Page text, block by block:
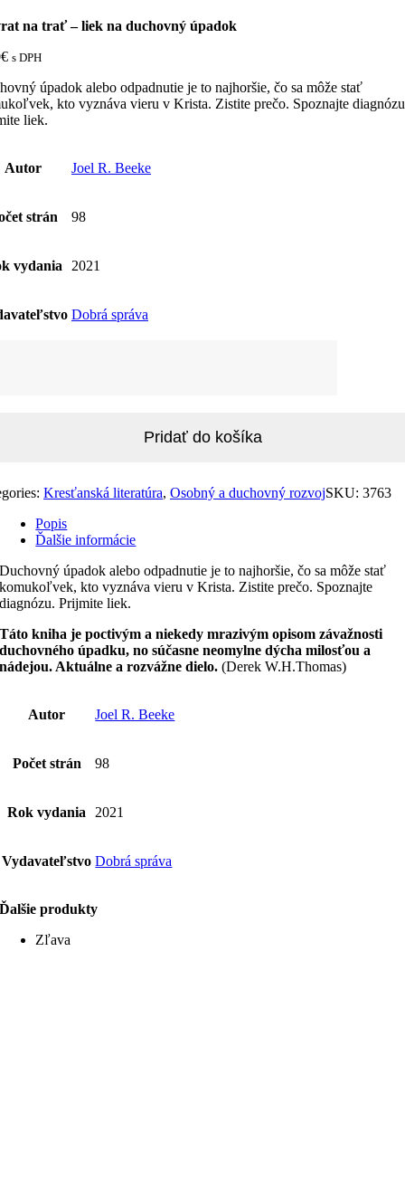
na trať – liek na duchovný úpadok
€ s DPH
úpadok alebo odpadnutie je to najhoršie, čo sa môže stať
kto vyznáva vieru v Krista. Zistite prečo. Spoznajte
liek.
Autor Joel R. Beeke
strán 98
vydania 2021
Dobrá správa
Pridať do košíka
Kresťanská literatúra, Osobný a duchovný rozvojSKU: 3763
Popis
Ďalšie informácie
Duchovný úpadok alebo odpadnutie je to najhoršie, čo sa môže stať
komukoľvek, kto vyznáva vieru v Krista. Zistite prečo. Spoznajte
diagnózu. Prijmite liek.
Táto kniha je poctivým a niekedy mrazivým opisom závažnosti
duchovného úpadku, no súčasne neomylne dýcha milosťou a
nádejou. Aktuálne a rozvážne dielo.(Derek W.H.Thomas)
Autor Joel R. Beeke
Počet strán 98
Rok vydania 2021
Vydavateľstvo Dobrá správa
Ďalšie produkty
Zľava